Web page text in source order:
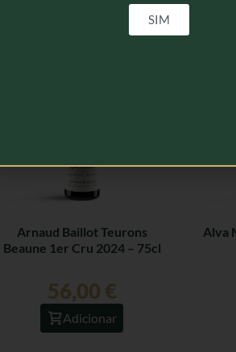
Arnaud Baillot Teurons
Beaune 1er Cru 2024 – 75cl
56,00 €
Adicionar
Alva
SIM